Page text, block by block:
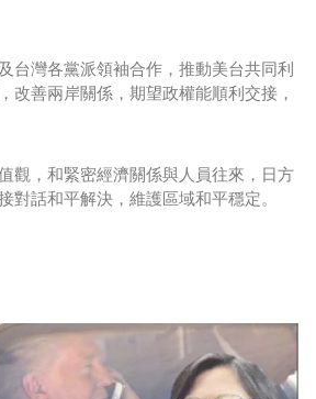
台灣各黨派領袖合作，推動美台共同利
善兩岸關係，期望政權能順利交接，
觀，和緊密經濟關係與人員往來，日方
話和平解決，維護區域和平穩定。